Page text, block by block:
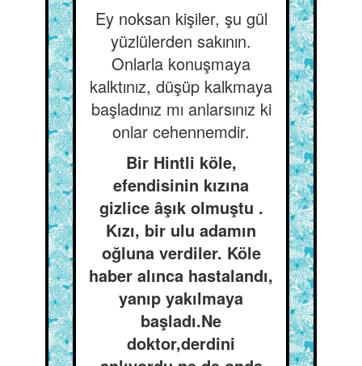
Ey noksan kişiler, şu gül
yüzlülerden sakının.
Onlarla konuşmaya
kalktınız, düşüp kalkmaya
başladınız mı anlarsınız ki
onlar cehennemdir.
Bir Hintli köle,
efendisinin kızına
gizlice âşık olmuştu .
Kızı, bir ulu adamın
oğluna verdiler. Köle
haber alınca hastalandı,
yanıp yakılmaya
başladı.Ne
doktor,derdini